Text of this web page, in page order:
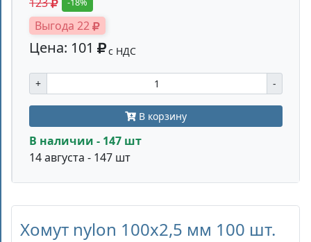
Выгода 22
Цена: 101 с НДС
+ -
В корзину
В наличии - 147 шт
14 августа - 147 шт
Хомут nylon 100x2,5 мм 100 шт.